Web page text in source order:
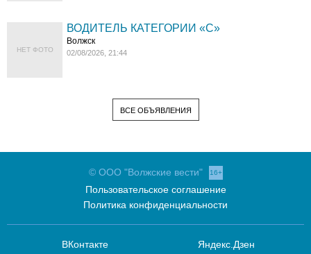
НЕТ ФОТО
ВОДИТЕЛЬ КАТЕГОРИИ «C»
Волжск
02/08/2026, 21:44
ВСЕ ОБЪЯВЛЕНИЯ
© ООО "Волжские вести" 16+
Пользовательское соглашение
Политика конфиденциальности
ВКонтакте Яндекс.Дзен